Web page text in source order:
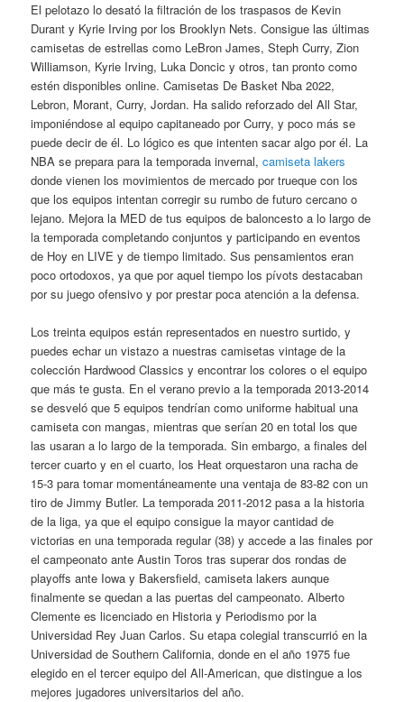
El pelotazo lo desató la filtración de los traspasos de Kevin
Durant y Kyrie Irving por los Brooklyn Nets. Consigue las últimas
camisetas de estrellas como LeBron James, Steph Curry, Zion
Williamson, Kyrie Irving, Luka Doncic y otros, tan pronto como
estén disponibles online. Camisetas De Basket Nba 2022,
Lebron, Morant, Curry, Jordan. Ha salido reforzado del All Star,
imponiéndose al equipo capitaneado por Curry, y poco más se
puede decir de él. Lo lógico es que intenten sacar algo por él. La
NBA se prepara para la temporada invernal,camiseta lakers
donde vienen los movimientos de mercado por trueque con los
que los equipos intentan corregir su rumbo de futuro cercano o
lejano. Mejora la MED de tus equipos de baloncesto a lo largo de
la temporada completando conjuntos y participando en eventos
de Hoy en LIVE y de tiempo limitado. Sus pensamientos eran
poco ortodoxos, ya que por aquel tiempo los pívots destacaban
por su juego ofensivo y por prestar poca atención a la defensa.
Los treinta equipos están representados en nuestro surtido, y
puedes echar un vistazo a nuestras camisetas vintage de la
colección Hardwood Classics y encontrar los colores o el equipo
que más te gusta. En el verano previo a la temporada 2013-2014
se desveló que 5 equipos tendrían como uniforme habitual una
camiseta con mangas, mientras que serían 20 en total los que
las usaran a lo largo de la temporada. Sin embargo, a finales del
tercer cuarto y en el cuarto, los Heat orquestaron una racha de
15-3 para tomar momentáneamente una ventaja de 83-82 con un
tiro de Jimmy Butler. La temporada 2011-2012 pasa a la historia
de la liga, ya que el equipo consigue la mayor cantidad de
victorias en una temporada regular (38) y accede a las finales por
el campeonato ante Austin Toros tras superar dos rondas de
playoffs ante Iowa y Bakersfield, camiseta lakers aunque
finalmente se quedan a las puertas del campeonato. Alberto
Clemente es licenciado en Historia y Periodismo por la
Universidad Rey Juan Carlos. Su etapa colegial transcurrió en la
Universidad de Southern California, donde en el año 1975 fue
elegido en el tercer equipo del All-American, que distingue a los
mejores jugadores universitarios del año.